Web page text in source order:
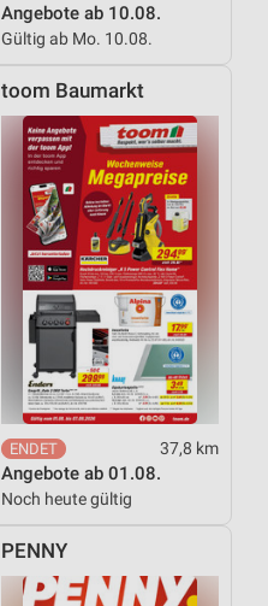
Angebote ab 10.08.
Gültig ab Mo. 10.08.
toom Baumarkt
37,8 km
Angebote ab 01.08.
Noch heute gültig
PENNY